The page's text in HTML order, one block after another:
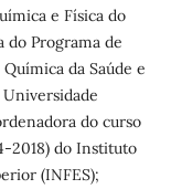
e Física do
do Programa de
da Saúde e
Universidade
do curso
2018) do Instituto
(INFES);